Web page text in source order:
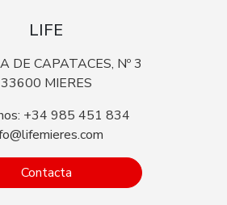
LIFE
DE CAPATACES, Nº 3
33600 MIERES
+34 985 451 834
Contacta